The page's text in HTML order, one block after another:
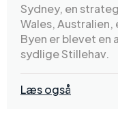
Sydney, en
Wales,
Byen er blevet en
sydlige Stillehav.
Læs også